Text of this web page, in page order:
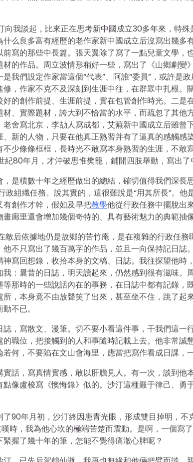
我談起，比來正在思考新中國成立30多年來，特殊
么良多富有經歷的老作家新中國成立后沒寫出幾多
寫的那些中長篇。張天翼除了寫了一點兒童文學，
的作品。周立波情形稍好一些，寫出了《山鄉劇變
我們設定作家當這個“代表”、阿誰“委員”，或許是
，作家不克不及深刻到生涯中往，在群眾中扎根。
的創作前提、生涯前提，實在包管創作時光。二是
、實際題材，誇大到不恰當的水平，而疏忽了其他
舍寫北京，李劼人寫成都，艾蕪新中國成立后雖曾
、新的人物，只要在他真正熟習并有了逼真的感觸感
少條條框框，長時光不敢寫本身熟習的生涯，不
80年月，才沖破思惟樊籠，鋪開四肢舉動，寫出了
是積數十年之經歷做出的總結，確切值得我們深長
組織任務。說其實的，這很難說是“用其所長”。他
創作才幹，假如及早把教學他從行政任務中擺脫出
廊里還會增加幾個奇特的、具有藝術魅力的典範抽像
后依據地仍是故鄉的苦竹庵，是在複雜的行政任務
不只寫出了幾百萬字的作品，並且一向保持記日誌
寫回想錄，收拾本身的文稿、日誌。我往探望他時
：曩昔的日誌，明天讀起來，仍然感到很有滋味。
那時的一些說話內在的事務，在日誌中都有記錄，
，本身竟不由放聲笑了出來，甚至坐不住，跳了起
不已。
，寫散文、漫筆。切不要小看這件事，干我們這一
職位，把接觸到的人和事隨時記載上去。他非常誠
何，不要陷在文山會海里，應當把寫作看成日課，
話，寫真情實感，敢以肝膽見人。有一次，談到他
像盧梭寫《懊悔錄》似的。沙汀這種嚴于律己、勇
90年月初，沙汀終因患青光眼，形成雙目掉明，
時，我為他心坎的極端苦楚而震動。是啊，一個寫
握了幾十年的筆，怎能不覺得痛澈心脾呢？